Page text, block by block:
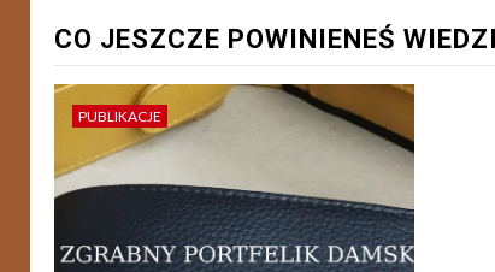
CO JESZCZE POWINIENEŚ
PUBLIKACJE